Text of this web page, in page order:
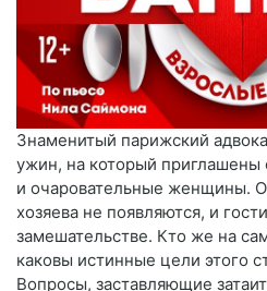
Знаменитый парижский
ужин, на который
и очаровательные женщины.
хозяева не появляются, и
замешательстве. Кто же на
каковы истинные цели этого
Вопросы, заставляющие